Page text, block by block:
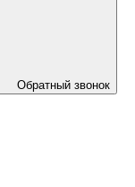
Обратный звонок